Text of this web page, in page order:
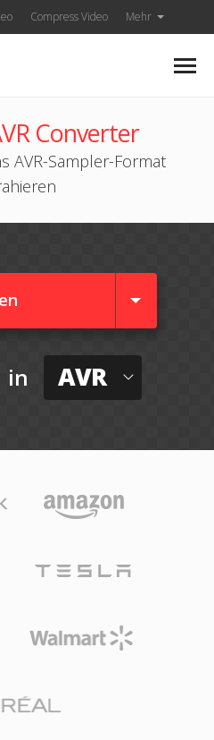
Compress Video Mehr
Converter
AVR-Sampler-Format
in AVR